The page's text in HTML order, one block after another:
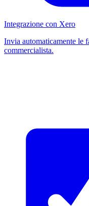
Integrazione con Xero
Invia automaticamente le
commercialista.